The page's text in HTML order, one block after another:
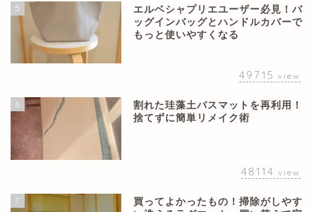
5
エルベシャプリエユーザー必見！バ
ッグインバッグとハンドルカバーで
もっと使いやすくなる
49715 view
6
割れた珪藻土バスマットを再利用！
捨てずに簡単リメイク術
48114 view
7
買ってよかったもの！掃除がしやす